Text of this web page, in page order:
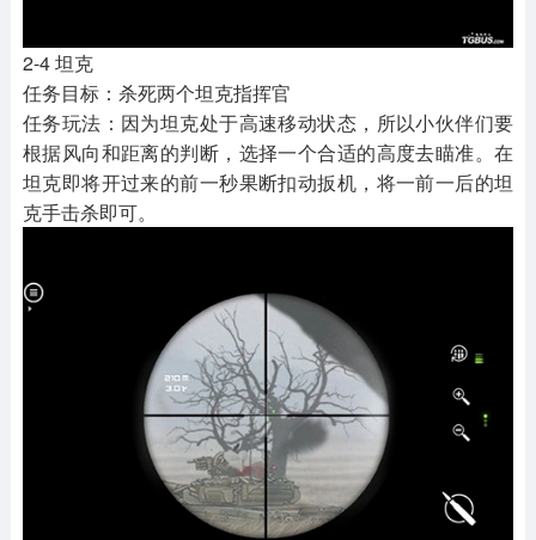
2-4 坦克
任务目标：杀死两个坦克指挥官
任务玩法：因为坦克处于高速移动状态，所以小伙伴们要
根据风向和距离的判断，选择一个合适的高度去瞄准。在
坦克即将开过来的前一秒果断扣动扳机，将一前一后的坦
克手击杀即可。